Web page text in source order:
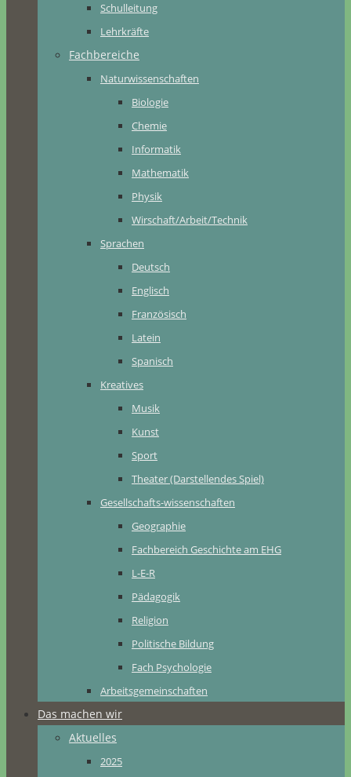
Schulleitung
Lehrkräfte
Fachbereiche
Naturwissenschaften
Biologie
Chemie
Informatik
Mathematik
Physik
Wirschaft/Arbeit/Technik
Sprachen
Deutsch
Englisch
Französisch
Latein
Spanisch
Kreatives
Musik
Kunst
Sport
Theater (Darstellendes Spiel)
Gesellschafts-wissenschaften
Geographie
Fachbereich Geschichte am EHG
L-E-R
Pädagogik
Religion
Politische Bildung
Fach Psychologie
Arbeitsgemeinschaften
Das machen wir
Aktuelles
2025